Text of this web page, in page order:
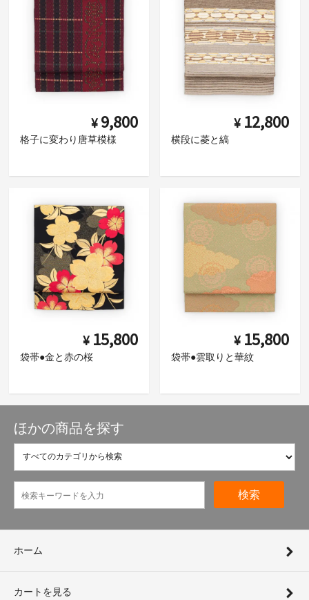
¥ 9,800
格子に変わり唐草模様
¥ 12,800
横段に菱と縞
¥ 15,800
袋帯●金と赤の桜
¥ 15,800
袋帯●雲取りと華紋
ほかの商品を探す
検索
ホーム
カートを見る